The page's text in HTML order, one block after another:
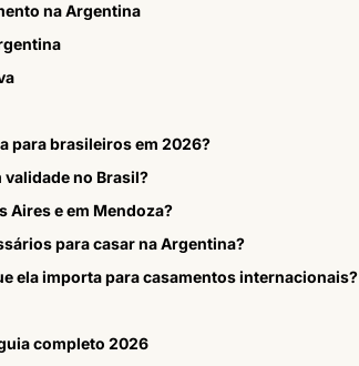
na Argentina
para brasileiros em 2026?
no Brasil?
Aires e em Mendoza?
para casar na Argentina?
ela importa para casamentos internacionais?
completo 2026